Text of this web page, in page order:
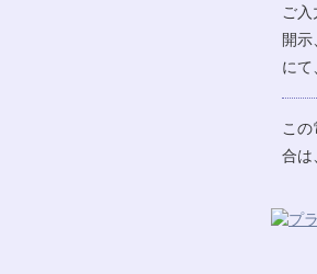
ご
開
にて
こ
合は